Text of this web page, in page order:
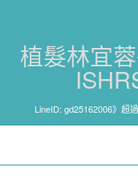
植髮林宜
LineID: gd25162006》超